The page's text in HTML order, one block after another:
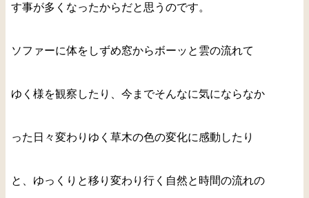
す事が多くなったからだと思うのです。
ソファーに体をしずめ窓からボーッと雲の流れて
ゆく様を観察したり、今までそんなに気にならなか
った日々変わりゆく草木の色の変化に感動したり
と、ゆっくりと移り変わり行く自然と時間の流れの